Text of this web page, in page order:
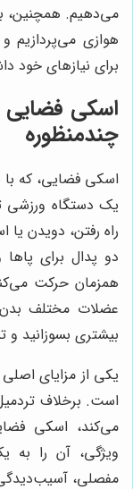
می‌دهیم. همچنین،
هوازی می‌پردازیم
برای نیازهای خود
اسکی
چندمنظوره
یک دستگاه ورزشی
راه رفتن، دویدن
دو پدال برای
همزمان حرکت
عضلات مختلف
بیشتری بسوزانید و
یکی از مزایای
است. برخلاف
می‌کند، اسکی
ویژگی، آن را به
مفصلی،